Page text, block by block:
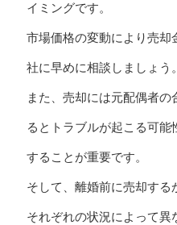
イミングです。
市場価格の変動により売却
社に早めに相談しましょう。
また、売却には元配偶者
るとトラブルが起こる可能
することが重要です。
そして、離婚前に売却する
それぞれの状況によって異